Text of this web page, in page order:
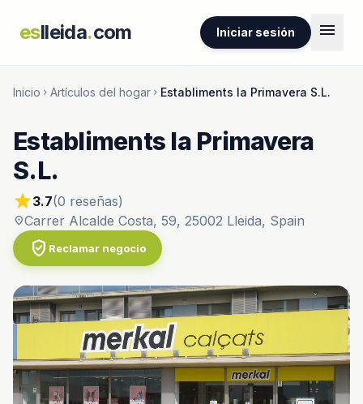
eslleida.com Iniciar sesión menu
Inicio chevron_right Artículos del hogar chevron_right Establiments la Primavera S.L.
Establiments la Primavera
S.L.
star3.7(0 reseñas)
location_onCarrer Alcalde Costa, 59, 25002 Lleida, Spain
verified_user Reclamar negocio